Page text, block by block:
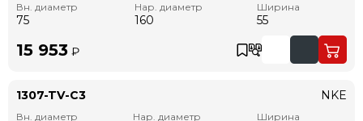
Вн. диаметр
75
Нар. диаметр
160
Ширина
55
15 953 ₽
1307-TV-C3
Вн. диаметр Нар. диаметр Ширина
NKE